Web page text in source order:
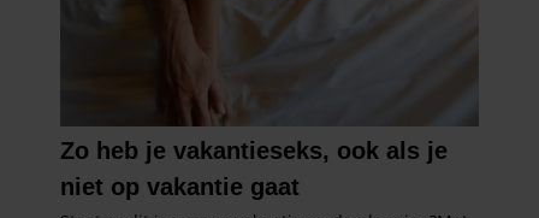
partners kunnen deze gegevens combineren met andere
informatie die u aan ze heeft verstrekt of die ze hebben
gaat akkoord met onze cookies als u onze website blijft
gebruiken.